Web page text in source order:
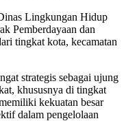
Lingkungan Hidup
Pemberdayaan dan
tingkat kota, kecamatan
strategis sebagai ujung
khususnya di tingkat
kekuatan besar
dalam pengelolaan